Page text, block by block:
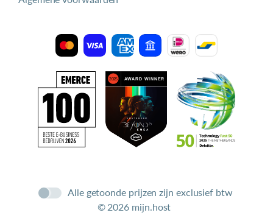
Alle getoonde prijzen zijn exclusief btw
© 2026 mijn.host